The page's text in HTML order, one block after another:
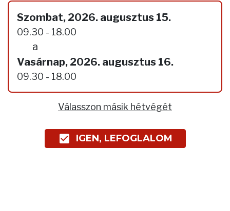
Szombat, 2026. augusztus 15.
09.30 - 18.00
a
Vasárnap, 2026. augusztus 16.
09.30 - 18.00
Válasszon másik hétvégét
IGEN, LEFOGLALOM